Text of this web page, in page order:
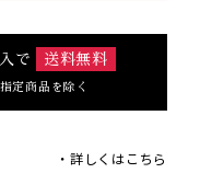
で 送料無料
商品を除く
詳しくはこちら